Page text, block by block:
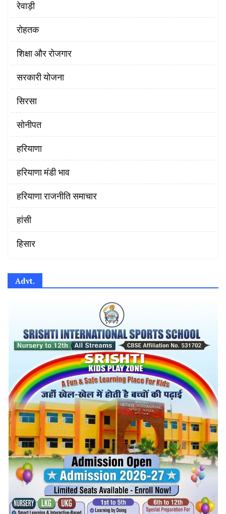
रेवाड़ी
रोहतक
शिक्षा और रोजगार
सरकारी योजना
सिरसा
सोनीपत
हरियाणा
हरियाणा मंडी भाव
हरियाणा राजनीति समाचार
हांसी
हिसार
Advt.